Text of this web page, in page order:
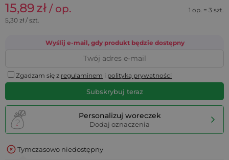
15,89zł / op.
1 op. = 3 szt.
5,30 zł / szt.
Wyślij e-mail, gdy produkt będzie dostępny
Zgadzam się z regulaminem i polityką prywatności
Subskrybuj teraz
Personalizuj woreczek
Dodaj oznaczenia
Tymczasowo niedostępny